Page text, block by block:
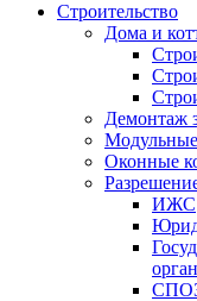
Строительство
Дома и
Демонтаж
Оконные
ИЖС